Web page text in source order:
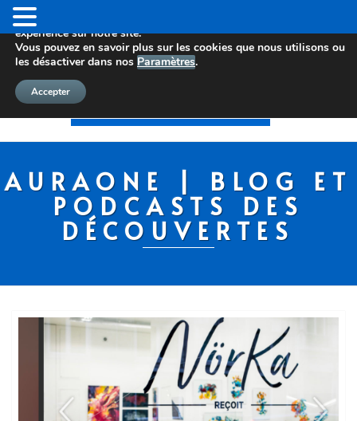
AURAONE | BLOG ET
PODCASTS DES
DÉCOUVERTES
Nous utilisons des cookies pour vous offrir la meilleure
expérience sur notre site.
Vous pouvez en savoir plus sur les cookies que nous utilisons ou
les désactiver dans nos Paramètres.
Accepter